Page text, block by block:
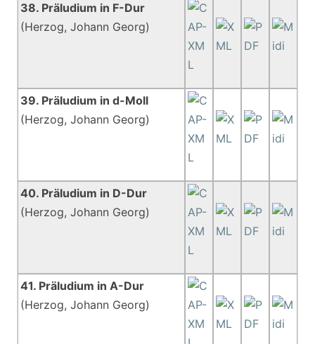
38. Präludium in F-Dur
(Herzog, Johann Georg)
39. Präludium in d-Moll
(Herzog, Johann Georg)
40. Präludium in D-Dur
(Herzog, Johann Georg)
41. Präludium in A-Dur
(Herzog, Johann Georg)